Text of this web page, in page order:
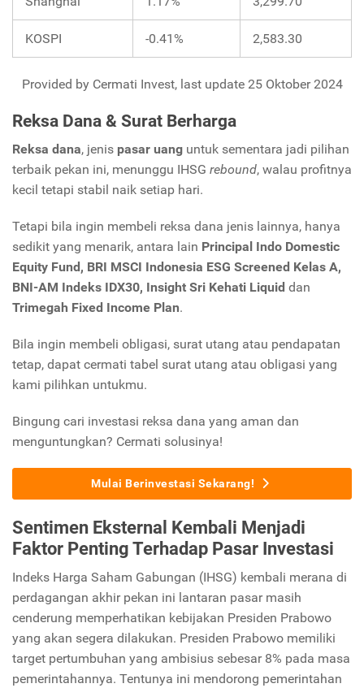
KOSPI -0.41% 2,583.30
Provided by Cermati Invest, last update 25 Oktober 2024
Reksa Dana & Surat Berharga
Reksa dana, jenis pasar uang untuk sementara jadi pilihan
terbaik pekan ini, menunggu IHSG rebound, walau profitnya
kecil tetapi stabil naik setiap hari.
Tetapi bila ingin membeli reksa dana jenis lainnya, hanya
sedikit yang menarik, antara lain Principal Indo Domestic
Equity Fund, BRI MSCI Indonesia ESG Screened Kelas A,
BNI-AM Indeks IDX30, Insight Sri Kehati Liquid dan
Trimegah Fixed Income Plan.
Bila ingin membeli obligasi, surat utang atau pendapatan
tetap, dapat cermati tabel surat utang atau obligasi yang
kami pilihkan untukmu.
Bingung cari investasi reksa dana yang aman dan
menguntungkan? Cermati solusinya!
Mulai Berinvestasi Sekarang!
Sentimen Eksternal Kembali Menjadi
Faktor Penting Terhadap Pasar Investasi
Indeks Harga Saham Gabungan (IHSG) kembali merana di
perdagangan akhir pekan ini lantaran pasar masih
cenderung memperhatikan kebijakan Presiden Prabowo
yang akan segera dilakukan. Presiden Prabowo memiliki
target pertumbuhan yang ambisius sebesar 8% pada masa
pemerintahannya. Tentunya ini mendorong pemerintahan